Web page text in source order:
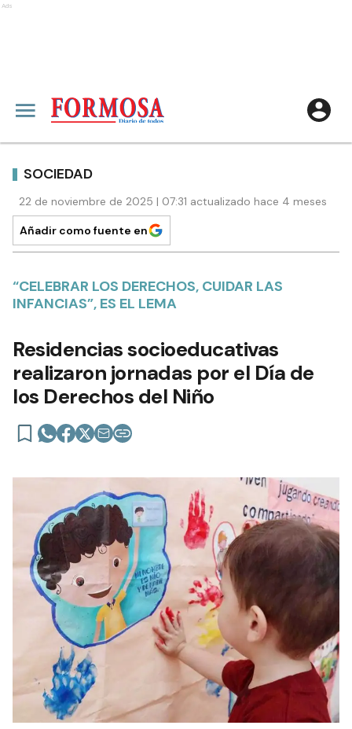
Ads
SOCIEDAD
22 de noviembre de 2025 | 07:31 actualizado hace 4 meses
Añadir como fuente en
“CELEBRAR LOS DERECHOS, CUIDAR LAS
INFANCIAS”, ES EL LEMA
Residencias socioeducativas
realizaron jornadas por el Día de
los Derechos del Niño